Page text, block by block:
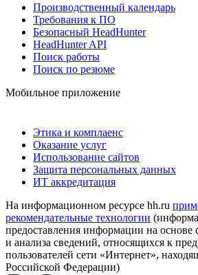
Производственный календарь
Требования к ПО
Безопасный HeadHunter
HeadHunter API
Поиск работы
Поиск по резюме
Мобильное приложение
Этика и комплаенс
Оказание услуг
Использование сайтов
Защита персональных данных
ИТ аккредитация
На информационном ресурсе hh.ru
рекомендательные технологии
предоставления информации на основе
и анализа сведений, относящихся к
пользователей сети «Интернет»,
Российской Федерации)